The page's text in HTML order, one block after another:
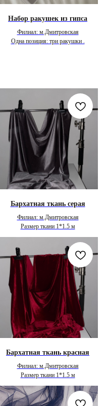
Набор ракушек из гипса
Филиал: м.Дмитровская
Одна позиция: три ракушки .
Бархатная ткань серая
Филиал: м.Дмитровская
Размер ткани 1*1.5 м
Бархатная ткань красная
Филиал: м.Дмитровская
Размер ткани 1*1.5 м